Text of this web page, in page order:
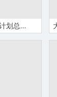
医院医务人员工作计划总结医疗护理质量管理介绍PPT模板